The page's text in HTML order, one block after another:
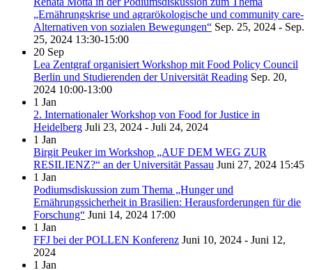
„Ernährungskrise und agrarökologische und community care-
Alternativen von sozialen Bewegungen“ Sep. 25, 2024 - Sep.
25, 2024 13:30-15:00
20 Sep
Lea Zentgraf organisiert Workshop mit Food Policy Council
Berlin und Studierenden der Universität Reading Sep. 20,
2024 10:00-13:00
1 Jan
2. Internationaler Workshop von Food for Justice in
Heidelberg Juli 23, 2024 - Juli 24, 2024
1 Jan
Birgit Peuker im Workshop „AUF DEM WEG ZUR
RESILIENZ?“ an der Universität Passau Juni 27, 2024 15:45
1 Jan
Podiumsdiskussion zum Thema „Hunger und
Ernährungssicherheit in Brasilien: Herausforderungen für die
Forschung“ Juni 14, 2024 17:00
1 Jan
FFJ bei der POLLEN Konferenz Juni 10, 2024 - Juni 12,
2024
1 Jan